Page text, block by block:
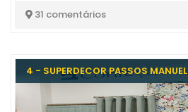
31 comentários
4 - SUPERDECOR PASSOS MANUEL